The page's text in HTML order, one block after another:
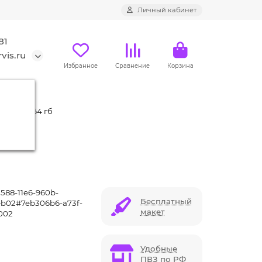
Личный кабинет
Избранное Сравнение Корзина
чипом 64 гб
11e6-960b-
a73f-
Бесплатный
макет
Удобные
ПВЗ по РФ